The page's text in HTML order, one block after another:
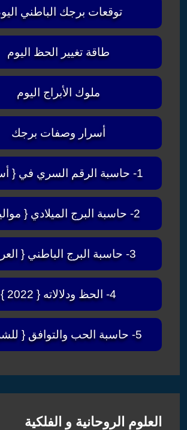
توقعات برجك الباطني
طاقة تغيير الحظ اليوم
ملوك الأبراج اليوم
أسرار وصفات برجك
1- حاسبة الرقم السري في { أسمك }
2- حاسبة البرج الميلادي { مواليدك }
3- حاسبة البرج الباطني { العربي }
4- الحظ ودلالاته { 2022 }
5- حاسبة الحب والتوافق { للشراكة }
العلوم الروحانية و الفلكية